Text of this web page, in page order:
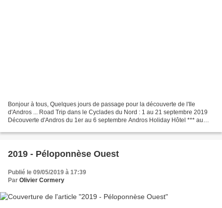
Bonjour à tous, Quelques jours de passage pour la découverte de l'Ile
d'Andros ... Road Trip dans le Cyclades du Nord : 1 au 21 septembre 2019
Découverte d'Andros du 1er au 6 septembre Andros Holiday Hôtel *** au
2019 - Péloponnèse Ouest
Publié le 09/05/2019 à 17:39
Par Olivier Cormery